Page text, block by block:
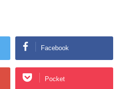
Facebook
Pocket